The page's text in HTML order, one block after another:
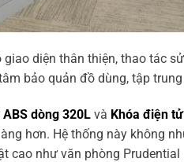
diện thân thiện, thao tác
bảo quản đồ dùng, tập
dòng 320Lvà Khóa điện
hơn. Hệ thống này không
cao như văn phòng